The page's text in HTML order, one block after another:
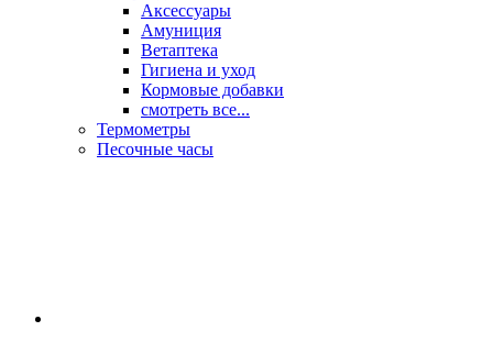
Аксессуары
Амуниция
Ветаптека
Гигиена и уход
Кормовые добавки
смотреть все...
Термометры
Песочные часы